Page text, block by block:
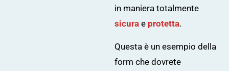
in maniera totalmente
sicura e protetta.
Questa è un esempio della
form che dovrete